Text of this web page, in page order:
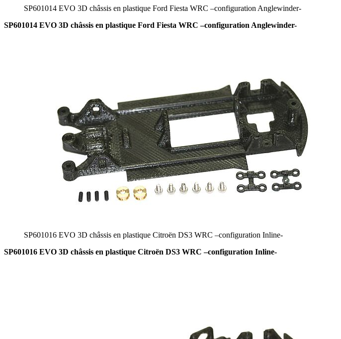
SP601014 EVO 3D châssis en plastique Ford Fiesta WRC –configuration Anglewinder-
SP601014 EVO 3D châssis en plastique Ford Fiesta WRC –configuration Anglewinder-
SP601016 EVO 3D châssis en plastique Citroën DS3 WRC –configuration Inline-
SP601016 EVO 3D châssis en plastique Citroën DS3 WRC –configuration Inline-